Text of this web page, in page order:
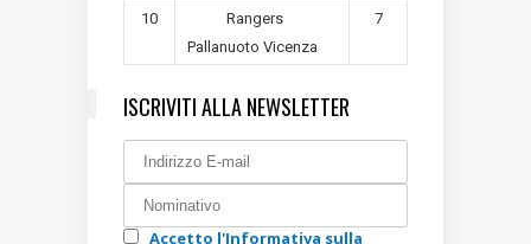
10
Rangers
Pallanuoto Vicenza
7
ISCRIVITI ALLA NEWSLETTER
Accetto l'Informativa sulla